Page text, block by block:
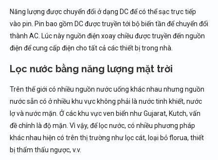
Năng lượng được chuyển đổi ở dạng DC để có thể sạc trực tiếp
vào pin. Pin bao gồm DC được truyền tới bộ biến tần để chuyển đổi
thành AC. Lúc này nguồn điện xoay chiều được truyền đến nguồn
điện để cung cấp điện cho tất cả các thiết bị trong nhà.
Lọc nước bằng năng lượng mặt trời
Trên thế giới có nhiều nguồn nước uống khác nhau nhưng nguồn
nước sẵn có ở nhiều khu vực không phải là nước tinh khiết, nước
lợ và nước mặn. Ở các khu vực ven biển như Gujarat, Kutch, vấn
đề chính là độ mặn. Vì vậy, để lọc nước, có nhiều phương pháp
khác nhau hiện có trên thị trường như lọc cát, loại bỏ florua, thiết
bị thẩm thấu ngược, v.v.